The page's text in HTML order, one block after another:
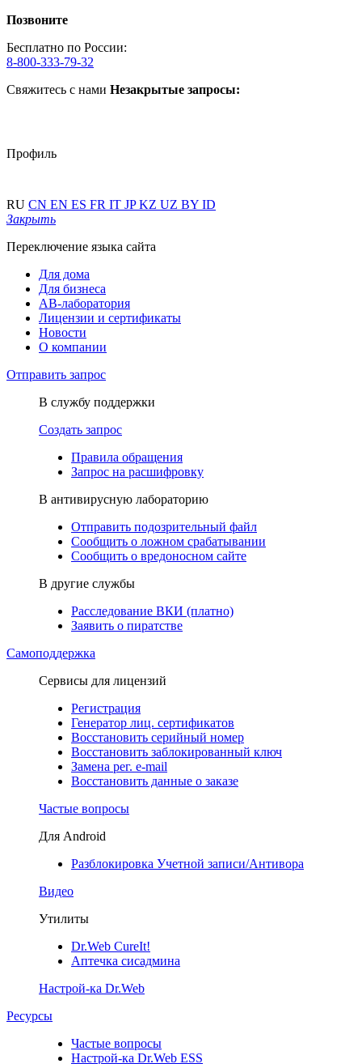
Позвоните
Бесплатно по России:
8-800-333-79-32
Свяжитесь с нами Незакрытые запросы:
Профиль
RU CN EN ES FR IT JPKZ UZ BY ID
Закрыть
Переключение языка сайта
Для дома
Для бизнеса
АВ-лаборатория
Лицензии и сертификаты
Новости
О компании
Отправить запрос
В службу поддержки
Создать запрос
Правила обращения
Запрос на расшифровку
В антивирусную лабораторию
Отправить подозрительный файл
Сообщить о ложном срабатывании
Сообщить о вредоносном сайте
В другие службы
Расследование ВКИ (платно)
Заявить о пиратстве
Самоподдержка
Сервисы для лицензий
Регистрация
Генератор лиц. сертификатов
Восстановить серийный номер
Восстановить заблокированный ключ
Замена рег. e-mail
Восстановить данные о заказе
Частые вопросы
Для Android
Разблокировка Учетной записи/Антивора
Видео
Утилиты
Dr.Web CureIt!
Аптечка сисадмина
Настрой-ка Dr.Web
Ресурсы
Частые вопросы
Настрой-ка Dr.Web ESS